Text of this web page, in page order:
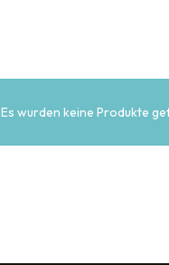
Es wurden keine Produkte